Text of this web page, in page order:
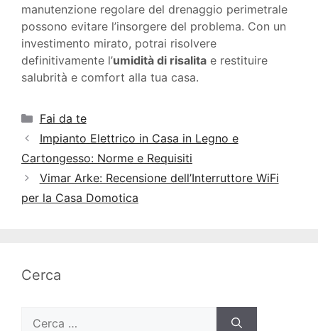
manutenzione regolare del drenaggio perimetrale
possono evitare l’insorgere del problema. Con un
investimento mirato, potrai risolvere
definitivamente l’umidità di risalita e restituire
salubrità e comfort alla tua casa.
Categorie
Fai da te
Impianto Elettrico in Casa in Legno e
Cartongesso: Norme e Requisiti
Vimar Arke: Recensione dell’Interruttore WiFi
per la Casa Domotica
Cerca